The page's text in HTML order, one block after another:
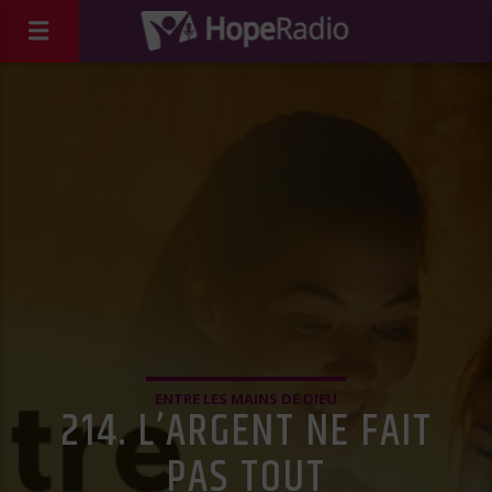
ENTRE LES MAINS DE DIEU
214. L’ARGENT NE FAIT